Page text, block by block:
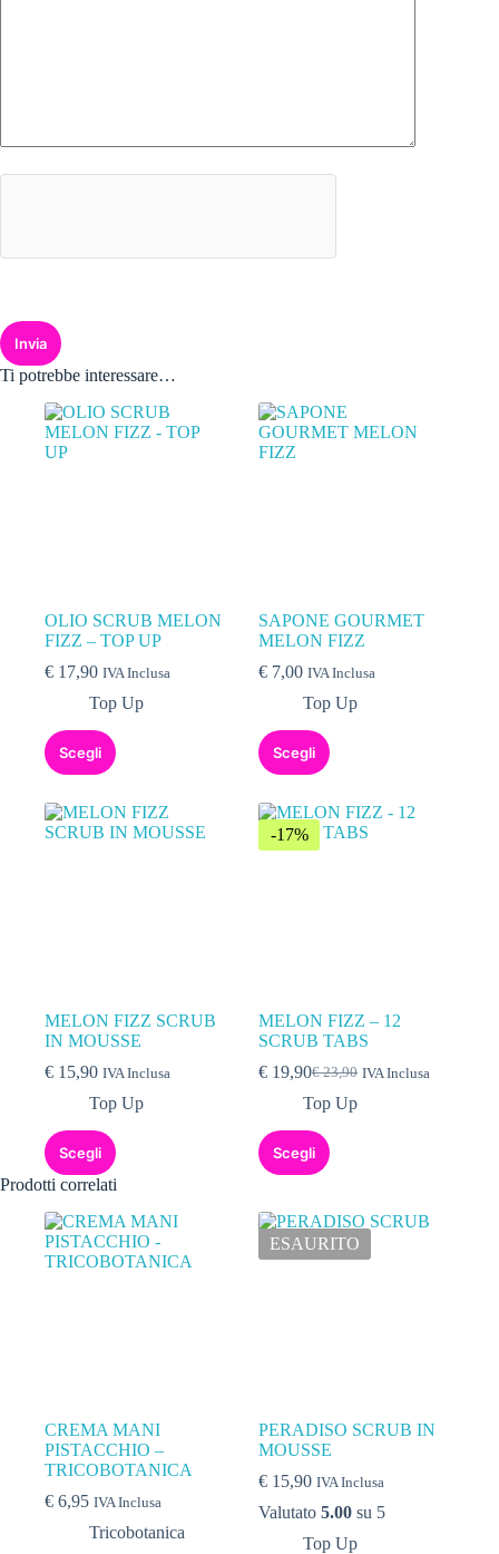
Invia
Ti potrebbe interessare…
OLIO SCRUB MELON
FIZZ – TOP UP
€ 17,90 IVA Inclusa
Top Up
Scegli
SAPONE GOURMET
MELON FIZZ
€ 7,00 IVA Inclusa
Top Up
Scegli
MELON FIZZ SCRUB
IN MOUSSE
€ 15,90 IVA Inclusa
Top Up
Scegli
-17%
MELON FIZZ – 12
SCRUB TABS
€23,90
€ 19,90 IVA Inclusa
Top Up
Scegli
Prodotti correlati
CREMA MANI
PISTACCHIO –
TRICOBOTANICA
€ 6,95 IVA Inclusa
Tricobotanica
ESAURITO
PERADISO SCRUB IN
MOUSSE
€ 15,90 IVA Inclusa
Valutato5.00 su 5
Top Up